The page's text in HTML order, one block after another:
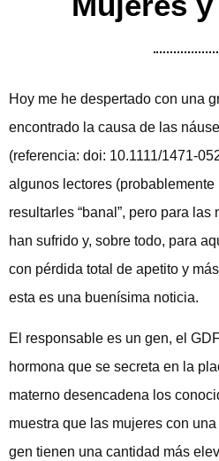
Hoy me he despertado con una
encontrado la causa de las
(referencia: doi: 10.1111/1471-
algunos lectores
resultarles “banal”, pero para
han sufrido y, sobre todo, para
con pérdida total de apetito y
esta es una buenísima noticia.
El responsable es un gen, el
hormona que se secreta en la
materno desencadena los
muestra que las mujeres con
gen tienen una cantidad más